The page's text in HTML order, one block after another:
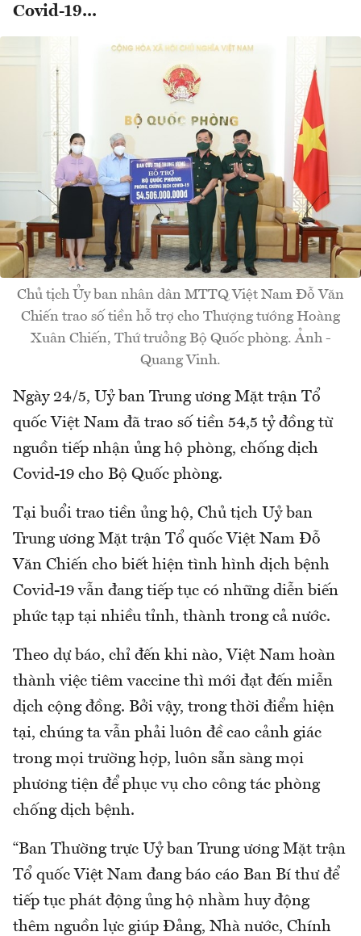
Covid-19...
Chủ tịch Ủy ban nhân dân MTTQ Việt Nam Đỗ Văn
Chiến trao số tiền hỗ trợ cho Thượng tướng Hoàng
Xuân Chiến, Thứ trưởng Bộ Quốc phòng. Ảnh -
Quang Vinh.
Ngày 24/5, Uỷ ban Trung ương Mặt trận Tổ
quốc Việt Nam đã trao số tiền 54,5 tỷ đồng từ
nguồn tiếp nhận ủng hộ phòng, chống dịch
Covid-19 cho Bộ Quốc phòng.
Tại buổi trao tiền ủng hộ, Chủ tịch Uỷ ban
Trung ương Mặt trận Tổ quốc Việt Nam Đỗ
Văn Chiến cho biết hiện tình hình dịch bệnh
Covid-19 vẫn đang tiếp tục có những diễn biến
phức tạp tại nhiều tỉnh, thành trong cả nước.
Theo dự báo, chỉ đến khi nào, Việt Nam hoàn
thành việc tiêm vaccine thì mới đạt đến miễn
dịch cộng đồng. Bởi vậy, trong thời điểm hiện
tại, chúng ta vẫn phải luôn đề cao cảnh giác
trong mọi trường hợp, luôn sẵn sàng mọi
phương tiện để phục vụ cho công tác phòng
chống dịch bệnh.
“Ban Thường trực Uỷ ban Trung ương Mặt trận
Tổ quốc Việt Nam đang báo cáo Ban Bí thư để
tiếp tục phát động ủng hộ nhằm huy động
thêm nguồn lực giúp Đảng, Nhà nước, Chính